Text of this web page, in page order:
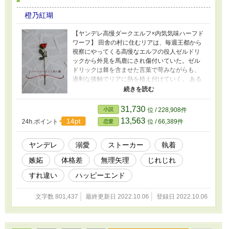
橙乃紅瑚
【ヤンデレ高慢ダークエルフ×内気気味ハーフド
ワーフ】 田舎の村に住むリアは、毎週王都から
視察にやってくる高慢なエルフの役人ゼルドリ
ックから外見を馬鹿にされ傷付いていた。ゼル
ドリックは棘を含ませた言葉で苛みながらも、
過剰な接触でリアに熱を植え付けていく。 ある
時、リアはひょんな事から王女召抱えの宝石職
リックと交流を深める内に、彼に対しての恋心
を自覚し距離を縮めていくが、あることをきっ
かけに恋を諦め、彼から離れる事を選ぶ。する
とゼルドリックは狂気を剥き出しにし、リアを
あらゆる手で自らのもとに繋ぎ止めようとして
―― ※エルフとドワーフに対する独自設定があ
ります。 ※性的描写のある話には★マークを付
けています。 ※ヒーローからヒロインに対する
無理やりな性行為、および暴力的な表現などの
痛々しい展開、残酷描写が入りますのでご注意
下さい。 ※この作品は他サイトにも掲載してお
ります。 ※表紙画像は「装丁カフェ」様にて作
成しました。
24h.ポイント 14pt
小説 31,730 位 / 228,908件
恋愛 13,563 位 / 66,389件
ヤンデレ 溺愛 ストーカー
執着
嫉妬
体格差 無理矢理
じれじれ
すれ違い
ハッピーエンド
文字数 801,437 最終更新日 2022.10.06 登録日 2022.10.06